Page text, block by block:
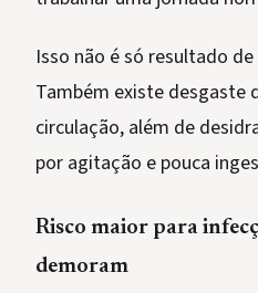
Isso não é só resultado
Também existe desgaste
circulação, além de
por agitação e pouca
Risco maior para
demoram